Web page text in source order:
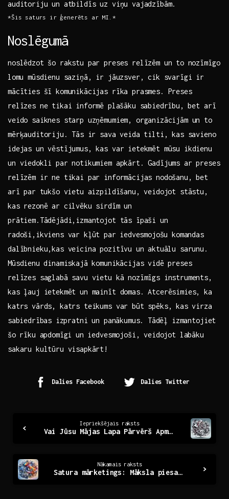
auditoriju un atbildīs uz viņu ​vajadzībām.
*Šis⁣ saturs ir ģenerēts ⁣ar⁣ MI.*
Noslēgumā
noslēdzot šo rakstu par preses relīzēm un ⁢to nozīmīgo
⁢lomu mūsdienu saziņā, ir jāuzsver, cik svarīgi ir
mācīties šī komunikācijas rīka prasmes. Preses
relīzes ne tikai informē ⁢plašāku sabiedrību, ⁢bet arī
veido saiknes starp‍ uzņēmumiem, organizācijām un to
mērķauditoriju. Tās ⁢ir sava veida tilti, kas savieno​
idejas un vēstījumus, kas var ietekmēt mūsu ikdienu
un viedokli par notikumiem‌ apkārt. Gadījums ar preses
relīzēm ir ne tikai par informācijas‌ nodošanu, bet
arī⁣ par tukšo vietu aizpildīšanu, veidojot stāstu,
kas rezonē‍ ar cilvēku sirdīm ​un
prātiem.Tādējādi,izmantojot tās īpaši⁤ un
radoši,ikviens ​var kļūt⁤ par⁣ iedvesmojošu komandas
dalībnieku,kas veicina pozitīvu ⁢un aktuālu​ sarunu.
Mūsdienu ⁤dinamiskajā komunikācijas vidē preses
relīzes saglabā savu vietu kā nozīmīgs instruments,
kas ļauj ietekmēt un mainīt domas. Atcerēsimies, ka
katrs vārds, katrs teikums var būt spēks, kas ⁣virza
⁤sabiedrības⁣ izpratni un ​panākumus.⁣ Tādēļ izmantojiet
šo ⁤rīku apdomīgi un ⁤iedvesmojoši, veidojot labāku
sakaru kultūru visapkārt!
Dalies Facebook Dalies Twitter
Reading
Iepriekšējais raksts
Vai Jūsu Mājas Lapa Pārvērš Apmeklētājus par Klientiem?
Nākamais raksts
Satura mārketings: Māksla piesaistīt un iesaistīt